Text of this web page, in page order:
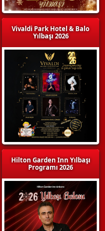
Vivaldi Park Hotel & Balo
Yılbaşı 2026
Hilton Garden Inn Yılbaşı
Programı 2026